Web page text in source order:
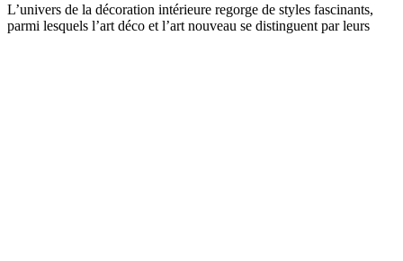
L’univers de la décoration intérieure regorge de styles fascinants,
parmi lesquels l’art déco et l’art nouveau se distinguent par leurs